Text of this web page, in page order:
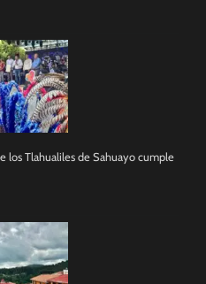
los Tlahualiles de Sahuayo cumple